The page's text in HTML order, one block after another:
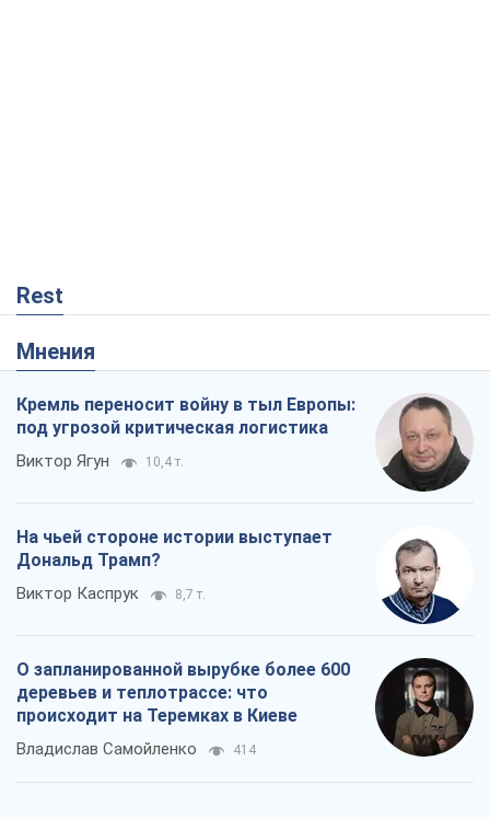
Rest
Мнения
Кремль переносит войну в тыл Европы:
под угрозой критическая логистика
Виктор Ягун 10,4 т.
На чьей стороне истории выступает
Дональд Трамп?
Виктор Каспрук 8,7 т.
О запланированной вырубке более 600
деревьев и теплотрассе: что
происходит на Теремках в Киеве
Владислав Самойленко 414